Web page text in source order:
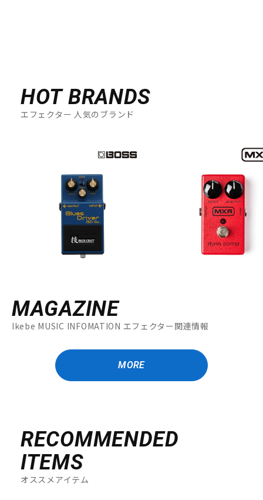
HOT BRANDS
エフェクター 人気のブランド
MAGAZINE
Ikebe MUSIC INFOMATION エフェクター関連情報
MORE
RECOMMENDED
ITEMS
オススメアイテム